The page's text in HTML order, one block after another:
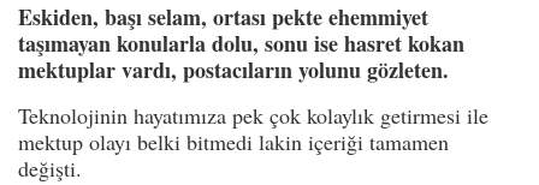
Eskiden, başı selam, ortası pekte ehemmiyet
taşımayan konularla dolu, sonu ise hasret kokan
mektuplar vardı, postacıların yolunu gözleten.
Teknolojinin hayatımıza pek çok kolaylık getirmesi ile
mektup olayı belki bitmedi lakin içeriği tamamen
değişti.